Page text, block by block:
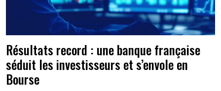
Résultats record : une banque française
séduit les investisseurs et s’envole en
Bourse